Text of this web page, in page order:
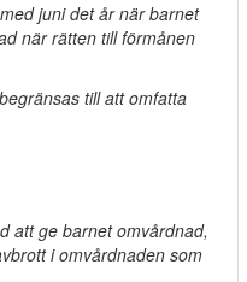
juni det år när barnet
när rätten till förmånen
till att omfatta
att ge barnet omvårdnad,
i omvårdnaden som